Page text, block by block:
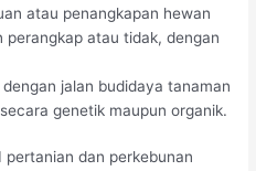
atau penangkapan hewan
perangkap atau tidak, dengan
jalan budidaya tanaman
genetik maupun organik.
dan perkebunan